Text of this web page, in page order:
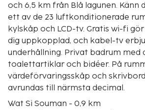
och 6,5 km från Blå lagunen. Känn
ett av de 23 luftkonditionerade
kylskåp och LCD-tv. Gratis wi-fi
dig uppkopplad, och kabel-tv
underhållning. Privat badrum med
toalettartiklar och bidéer. På
värdeförvaringsskåp och
avrundas till närmsta decimal.
Wat Si Souman - 0,9 km